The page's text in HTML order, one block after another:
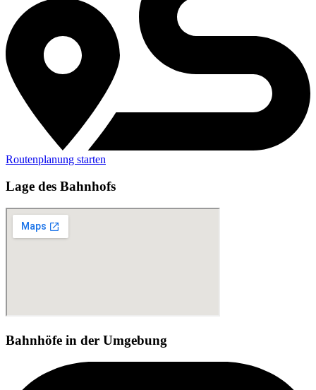
Routenplanung starten
Lage des Bahnhofs
Bahnhöfe in der Umgebung